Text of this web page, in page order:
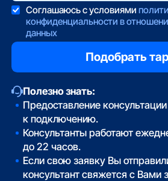
Соглашаюсь с условиями
конфиденциальности в
данных
Полезно знать:
Предоставление
к подключению.
Консультанты работают
до 22 часов.
Если свою заявку Вы
консультант свяжется с Вами